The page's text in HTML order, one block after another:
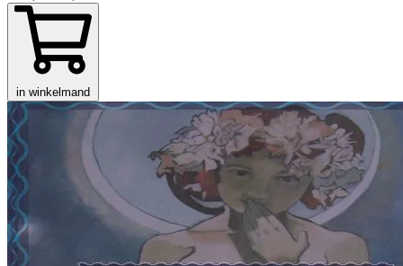
in winkelmand